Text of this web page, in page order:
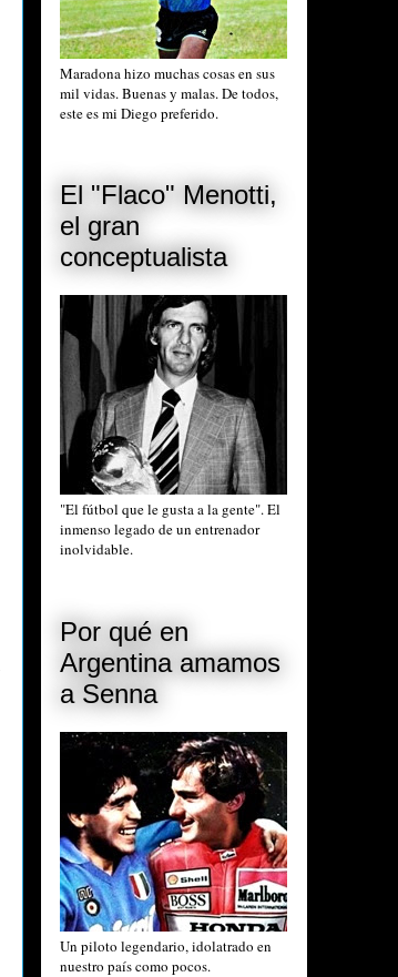
Maradona hizo muchas cosas en sus
mil vidas. Buenas y malas. De todos,
este es mi Diego preferido.
El "Flaco" Menotti,
el gran
conceptualista
"El fútbol que le gusta a la gente". El
inmenso legado de un entrenador
inolvidable.
Por qué en
Argentina amamos
a Senna
Un piloto legendario, idolatrado en
nuestro país como pocos.